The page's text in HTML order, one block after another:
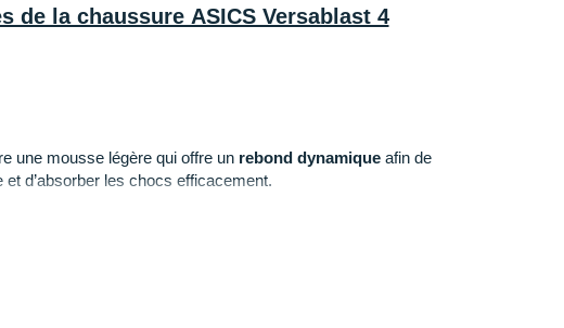
de la chaussure ASICS Versablast 4
une mousse légère qui offre un rebond dynamiqueafin de
et d’absorber les chocs efficacement.